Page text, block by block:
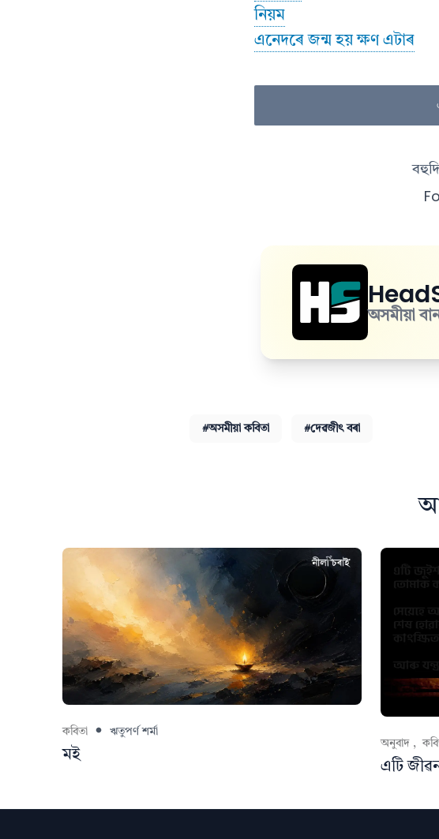
নিয়ম
এনেদৰে জন্ম হয় ক্ষণ এটাৰ
অসমীয়া
#অসমীয়া কবিতা #দেৱজীৎ বৰা
কবিতা ঋতুপৰ্ণ শৰ্মা
মই
অনুবাদ ,
এটি